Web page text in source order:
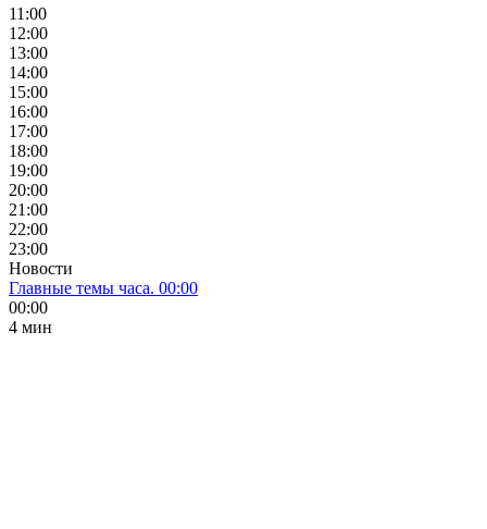
11:00
12:00
13:00
14:00
15:00
16:00
17:00
18:00
19:00
20:00
21:00
22:00
23:00
Новости
Главные темы часа. 00:00
00:00
4 мин